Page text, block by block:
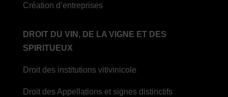
Création d’entreprises
DROIT DU VIN, DE LA VIGNE ET DES
SPIRITUEUX
Droit des institutions vitivinicole
Droit des Appellations et signes distinctifs